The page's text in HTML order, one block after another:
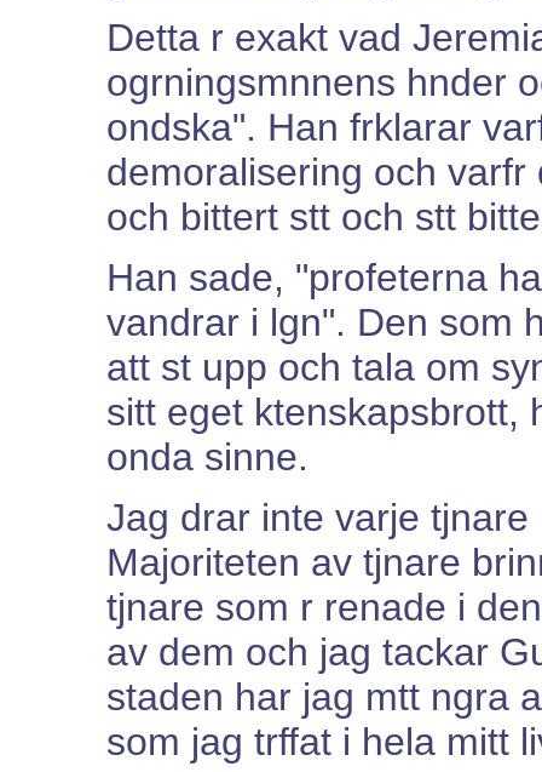
Detta r exakt vad
ogrningsmnnens hnder
ondska". Han frklarar
demoralisering och
och bittert stt och stt
Han sade, "profeterna
vandrar i lgn". Den som
att st upp och tala om
sitt eget ktenskapsbrott,
onda sinne.
Jag drar inte varje
Majoriteten av tjnare
tjnare som r renade i
av dem och jag tackar
staden har jag mtt ngra
som jag trffat i hela mitt